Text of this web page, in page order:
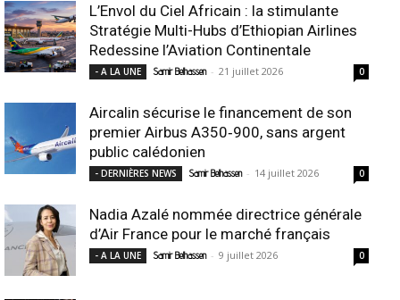
L’Envol du Ciel Africain : la stimulante
Stratégie Multi-Hubs d’Ethiopian Airlines
Redessine l’Aviation Continentale
- A LA UNE Samir Belhassen - 21 juillet 2026 0
Aircalin sécurise le financement de son
premier Airbus A350‑900, sans argent
public calédonien
- DERNIÈRES NEWS Samir Belhassen - 14 juillet 2026 0
Nadia Azalé nommée directrice générale
d’Air France pour le marché français
- A LA UNE Samir Belhassen - 9 juillet 2026 0